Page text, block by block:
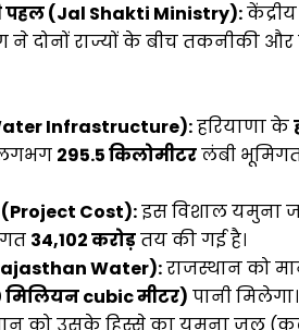
पहल (Jal Shakti Ministry):
दोनों राज्यों के बीच तकनीकी
Infrastructure):हरियाणा के
295.5 किलोमीटरलंबी भूमिगत
Cost):इस विशाल यमुना
₹34,102 करोड़तय की गई है।
Water):राजस्थान को
cubic मीटर) पानी मिलेगा।